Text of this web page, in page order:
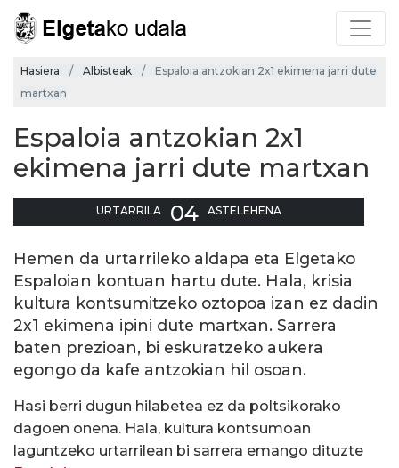
Hasiera Albisteak
Espaloia antzokian 2x1 ekimena jarri dute
martxan
Espaloia antzokian 2x1
ekimena jarri dute martxan
URTARRILA 04 ASTELEHENA
Hemen da urtarrileko aldapa eta Elgetako
Espaloian kontuan hartu dute. Hala, krisia
kultura kontsumitzeko oztopoa izan ez dadin
2x1 ekimena ipini dute martxan. Sarrera
baten prezioan, bi eskuratzeko aukera
egongo da kafe antzokian hil osoan.
Hasi berri dugun hilabetea ez da poltsikorako
dagoen onena. Hala, kultura kontsumoan
laguntzeko urtarrilean bi sarrera emango dituzte